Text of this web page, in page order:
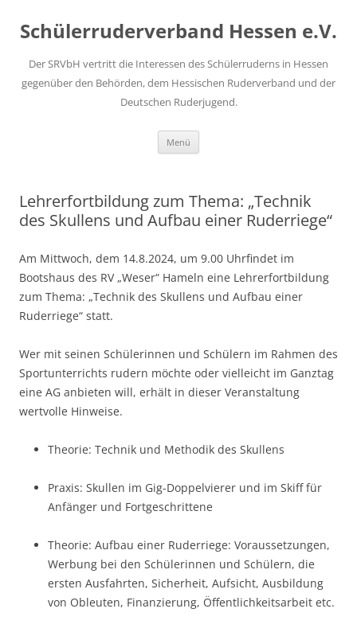
springen
Schülerruderverband Hessen e.V.
Der SRVbH vertritt die Interessen des Schülerruderns in Hessen
gegenüber den Behörden, dem Hessischen Ruderverband und der
Deutschen Ruderjugend.
Menü
Lehrerfortbildung zum Thema: „Technik
des Skullens und Aufbau einer Ruderriege“
Am Mittwoch, dem 14.8.2024, um 9.00 Uhrfindet im
Bootshaus des RV „Weser“ Hameln eine Lehrerfortbildung
zum Thema: „Technik des Skullens und Aufbau einer
Ruderriege“ statt.
Wer mit seinen Schülerinnen und Schülern im Rahmen des
Sportunterrichts rudern möchte oder vielleicht im Ganztag
eine AG anbieten will, erhält in dieser Veranstaltung
wertvolle Hinweise.
Theorie: Technik und Methodik des Skullens
Praxis: Skullen im Gig-Doppelvierer und im Skiff für
Anfänger und Fortgeschrittene
Theorie: Aufbau einer Ruderriege: Voraussetzungen,
Werbung bei den Schülerinnen und Schülern, die
ersten Ausfahrten, Sicherheit, Aufsicht, Ausbildung
von Obleuten, Finanzierung, Öffentlichkeitsarbeit etc.